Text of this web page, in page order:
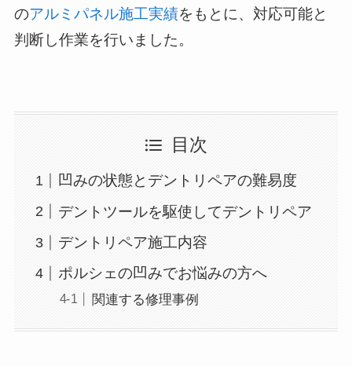
のアルミパネル施工実績をもとに、対応可能と
判断し作業を行いました。
目次
凹みの状態とデントリペアの難易度
デントツールを駆使してデントリペア
デントリペア施工内容
ポルシェの凹みでお悩みの方へ
関連する修理事例